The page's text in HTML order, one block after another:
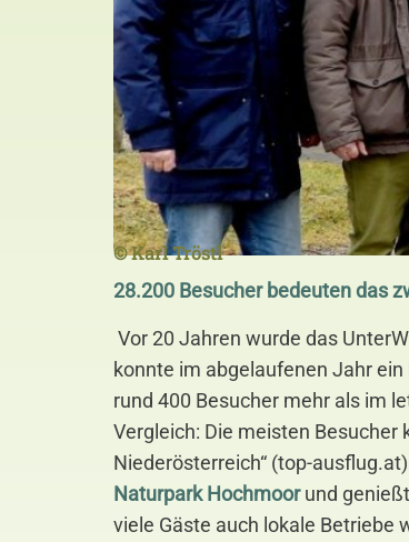
© Karl Tröstl
28.200 Besucher bedeuten das
Vor 20 Jahren wurde das
konnte im abgelaufenen Jahr
rund 400 Besucher mehr als im
Vergleich: Die meisten Besucher
Niederösterreich“ (top-
Naturpark Hochmoorund
viele Gäste auch lokale Betriebe